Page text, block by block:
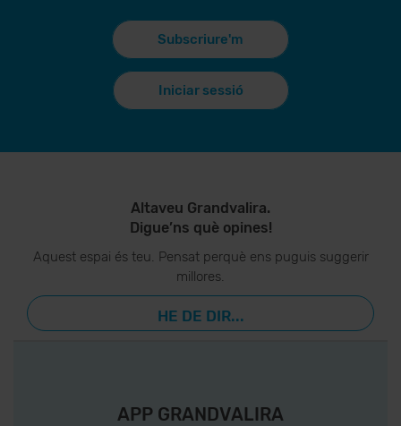
Subscriure'm
Iniciar sessió
Altaveu Grandvalira.
Digue’ns què opines!
Aquest espai és teu. Pensat perquè ens puguis suggerir
millores.
HE DE DIR...
APP GRANDVALIRA